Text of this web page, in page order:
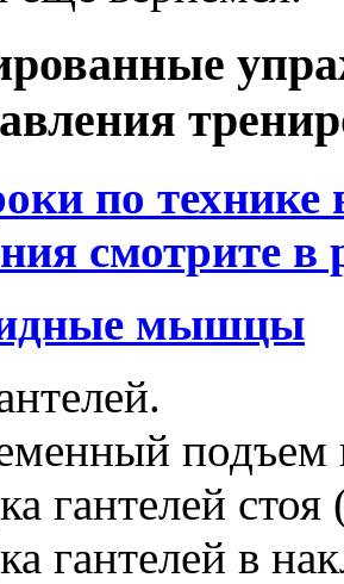
по
смотрите в
мышцы
подъем
гантелей
гантелей в